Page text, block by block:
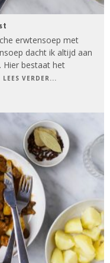
erwtensoep met
dacht ik altijd aan
Hier bestaat het
LEES VERDER...